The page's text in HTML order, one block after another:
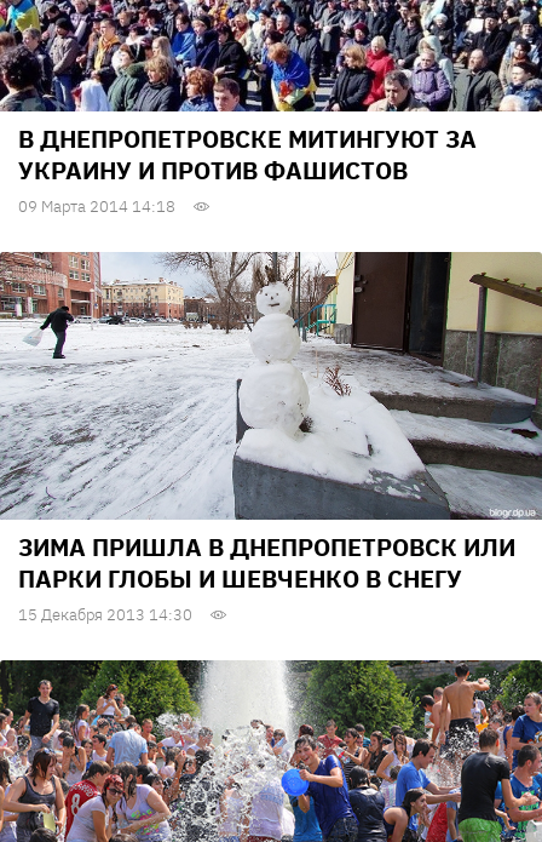
В ДНЕПРОПЕТРОВСКЕ МИТИНГУЮТ ЗА
УКРАИНУ И ПРОТИВ ФАШИСТОВ
09 Марта 2014 14:18
ЗИМА ПРИШЛА В ДНЕПРОПЕТРОВСК ИЛИ
ПАРКИ ГЛОБЫ И ШЕВЧЕНКО В СНЕГУ
15 Декабря 2013 14:30